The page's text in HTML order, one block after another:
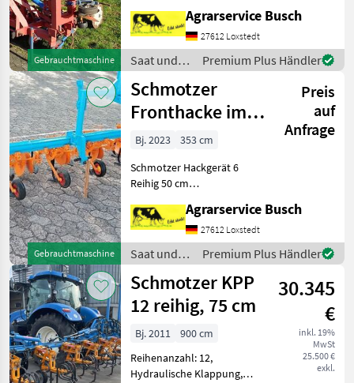
Gebrauchtmaschine
Vogelfraß.Fibl gelistet siehe
nkssr formel+ ist die
informationsseite nkssr de
Für alle Bi
Agrarservice Busch
27612 Loxstedt
Saat und
Pflege /
Schmotzer
Premium Plus Händler
Gebrauchtmaschine
Schmotzer
Fronthacke im
Frontlader
Eingehängt 6
Reihig 50c
Preis
auf
Anfrage
Bj. 2023
353 cm
Schmotzer Hackgerät 6
Reihig 50 cm
Fronthackgerät mit
Exacktsteuerung Achtung
es gibt 26 Bilder zur
Gerätedokumentaion
!!!!!!!!!!!!!!!!!!!!!!!!!!!!!!!!
Agrarservice Busch
27612 Loxstedt
Saat und
Pflege /
Schmotzer
Premium Plus Händler
Schmotzer KPP
12 reihig, 75 cm
30.345
€
inkl. 19%
MwSt
25.500 €
exkl.
Bj. 2011
900 cm
Reihenanzahl: 12,
Hydraulische Klappung,